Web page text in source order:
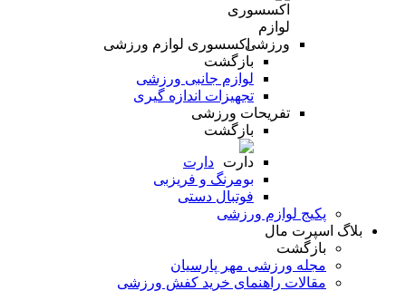
اکسسوری لوازم ورزشی
بازگشت
لوازم جانبی ورزشی
تجهیزات اندازه گیری
تفریحات ورزشی
بازگشت
دارت
بومرنگ و فریزبی
فوتبال دستی
پکیج لوازم ورزشی
بلاگ اسپرت مال
بازگشت
مجله ورزشی مهر پارسیان
مقالات راهنمای خرید کفش ورزشی